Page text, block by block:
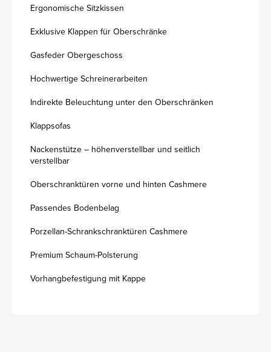
Ergonomische Sitzkissen
Exklusive Klappen für Oberschränke
Gasfeder Obergeschoss
Hochwertige Schreinerarbeiten
Indirekte Beleuchtung unter den Oberschränken
Klappsofas
Nackenstütze – höhenverstellbar und seitlich
verstellbar
Oberschranktüren vorne und hinten Cashmere
Passendes Bodenbelag
Porzellan-Schrankschranktüren Cashmere
Premium Schaum-Polsterung
Vorhangbefestigung mit Kappe